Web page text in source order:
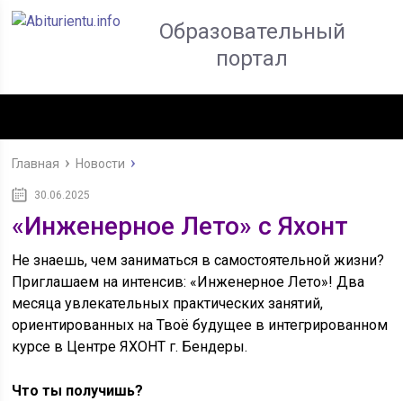
Образовательный
портал
Главная Новости
30.06.2025
«Инженерное Лето» с Яхонт
Не знаешь, чем заниматься в самостоятельной жизни?
Приглашаем на интенсив: «Инженерное Лето»! Два
месяца увлекательных практических занятий,
ориентированных на Твоё будущее в интегрированном
курсе в Центре ЯХОНТ г. Бендеры.
Что ты получишь?